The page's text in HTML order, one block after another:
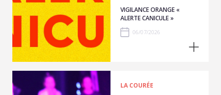
VIGILANCE ORANGE «
ALERTE CANICULE »
06/07/2026
LA COURÉE